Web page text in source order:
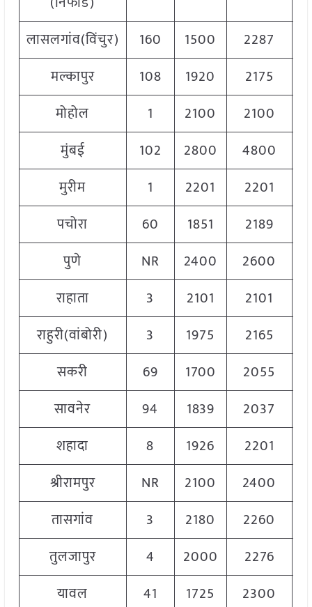
लासलगांव(विंचुर) 160 1500 2287
मल्कापुर
108 1920 2175
मोहोल
1 2100 2100
मुंबई
102 2800 4800
मुरीम
1 2201 2201
पचोरा
60 1851 2189
पुणे
NR 2400 2600
राहाता
3 2101 2101
राहुरी(वांबोरी)
3 1975 2165
सकरी
69 1700 2055
सावनेर
94 1839 2037
शहादा
8 1926 2201
श्रीरामपुर
NR 2100 2400
तासगांव
3 2180 2260
तुलजापुर
4 2000 2276
यावल
41 1725 2300